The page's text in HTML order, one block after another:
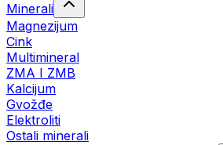
Minerali
Magnezijum
Cink
Multimineral
ZMA I ZMB
Kalcijum
Gvožđe
Elektroliti
Ostali minerali